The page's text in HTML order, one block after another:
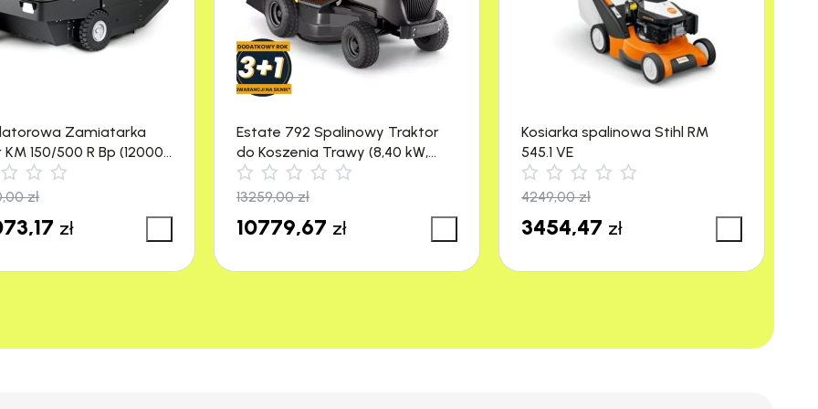
Zamiatarka
KM 150/500 R Bp (12000
zł
zł
Estate 792 Spalinowy Traktor
do Koszenia Trawy (8,40 kW,
4500 m²) Stiga
13259,00zł
10779,67 zł
Kosiarka spalinowa Stihl RM
545.1 VE
4249,00zł
3454,47 zł